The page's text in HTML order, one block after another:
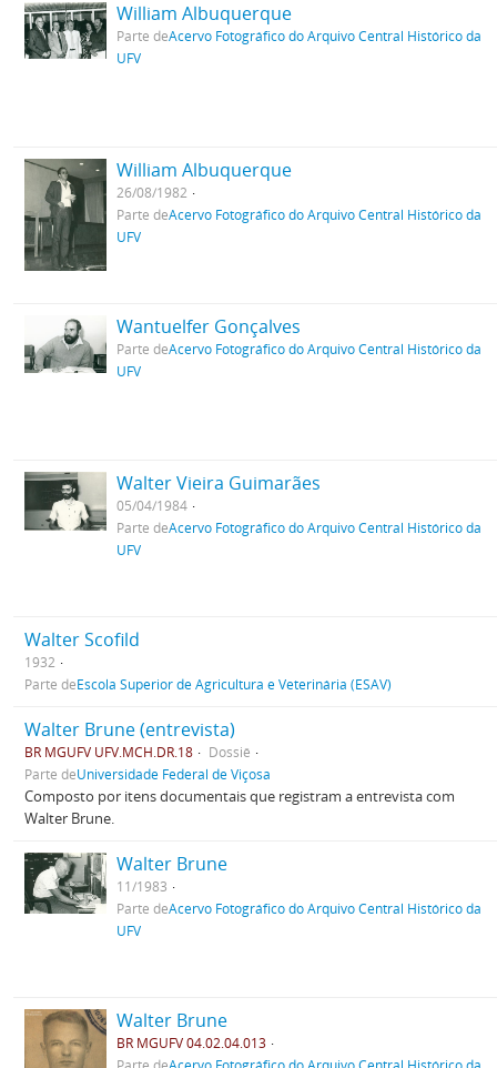
William Albuquerque
Parte deAcervo Fotográfico do Arquivo Central Histórico da
UFV
William Albuquerque
26/08/1982
Parte deAcervo Fotográfico do Arquivo Central Histórico da
UFV
Wantuelfer Gonçalves
Parte deAcervo Fotográfico do Arquivo Central Histórico da
UFV
Walter Vieira Guimarães
05/04/1984
Parte deAcervo Fotográfico do Arquivo Central Histórico da
UFV
Walter Scofild
1932
Parte deEscola Superior de Agricultura e Veterinária (ESAV)
Walter Brune (entrevista)
BR MGUFV UFV.MCH.DR.18
Dossiê
Parte deUniversidade Federal de Viçosa
Composto por itens documentais que registram a entrevista com
Walter Brune.
Walter Brune
11/1983
Parte deAcervo Fotográfico do Arquivo Central Histórico da
UFV
Walter Brune
BR MGUFV 04.02.04.013